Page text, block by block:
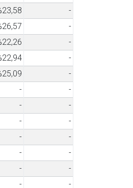
-
-
-
-
-
-
-
-
-
-
-
-
-
-
-
-
-
-
-